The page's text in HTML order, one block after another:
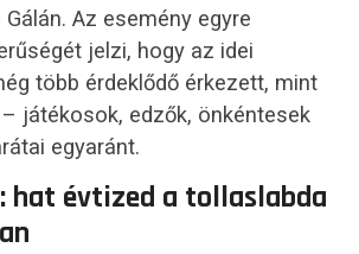
Az esemény egyre
jelzi, hogy az idei
több érdeklődő érkezett, mint
játékosok, edzők, önkéntesek
egyaránt.
hat évtized a tollaslabda